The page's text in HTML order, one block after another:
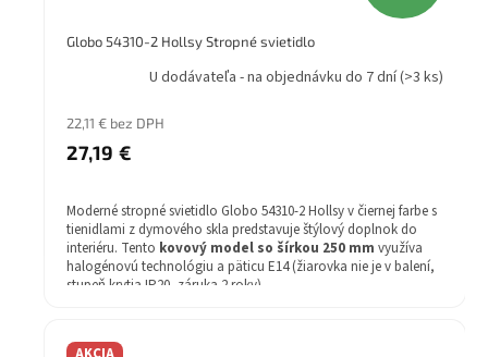
Globo 54310-2 Hollsy Stropné svietidlo
U dodávateľa - na objednávku do 7 dní(>3 ks)
22,11 € bez DPH
27,19 €
Moderné stropné svietidlo Globo 54310-2 Hollsy v čiernej farbe s
tienidlami z dymového skla predstavuje štýlový doplnok do
interiéru. Tento kovový model so šírkou 250 mm využíva
halogénovú technológiu a päticu E14 (žiarovka nie je v balení,
stupeň krytia IP20, záruka 2 roky).